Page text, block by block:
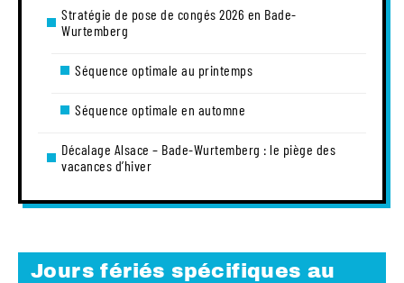
Stratégie de pose de congés 2026 en Bade-
Wurtemberg
Séquence optimale au printemps
Séquence optimale en automne
Décalage Alsace – Bade-Wurtemberg : le piège des
vacances d’hiver
Jours fériés spécifiques au